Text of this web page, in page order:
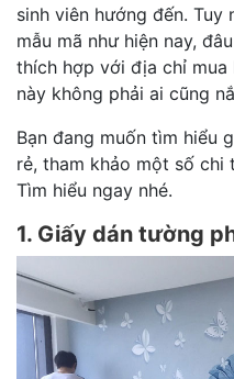
sinh viên hướng đến.
mẫu mã như hiện nay,
thích hợp với địa chỉ mua
này không phải ai cũng
Bạn đang muốn tìm hiểu
rẻ, tham khảo một số
Tìm hiểu ngay nhé.
1. Giấy dán tường